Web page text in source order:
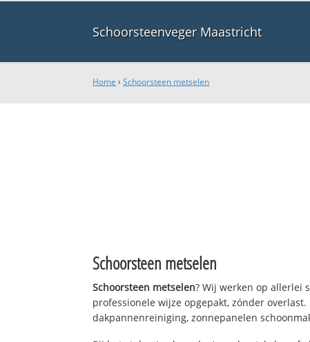
Schoorsteenveger Maastricht
Home ›Schoorsteen metselen
Schoorsteen metselen
Schoorsteen metselen? Wij werken op allerlei
professionele wijze opgepakt, zónder
dakpannenreiniging, zonnepanelen